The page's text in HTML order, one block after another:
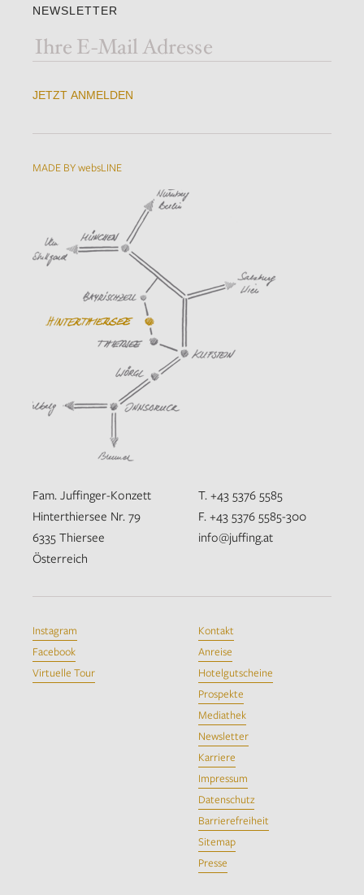
NEWSLETTER
JETZT ANMELDEN
MADE BY websLINE
Fam. Juffinger-Konzett
Hinterthiersee Nr. 79
6335 Thiersee
Österreich
T. +43 5376 5585
F. +43 5376 5585-300
info@juffing.at
Instagram
Facebook
Virtuelle Tour
Kontakt
Anreise
Hotelgutscheine
Prospekte
Mediathek
Newsletter
Karriere
Impressum
Datenschutz
Barrierefreiheit
Sitemap
Presse